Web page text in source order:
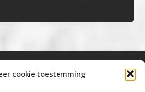
cookie toestemming